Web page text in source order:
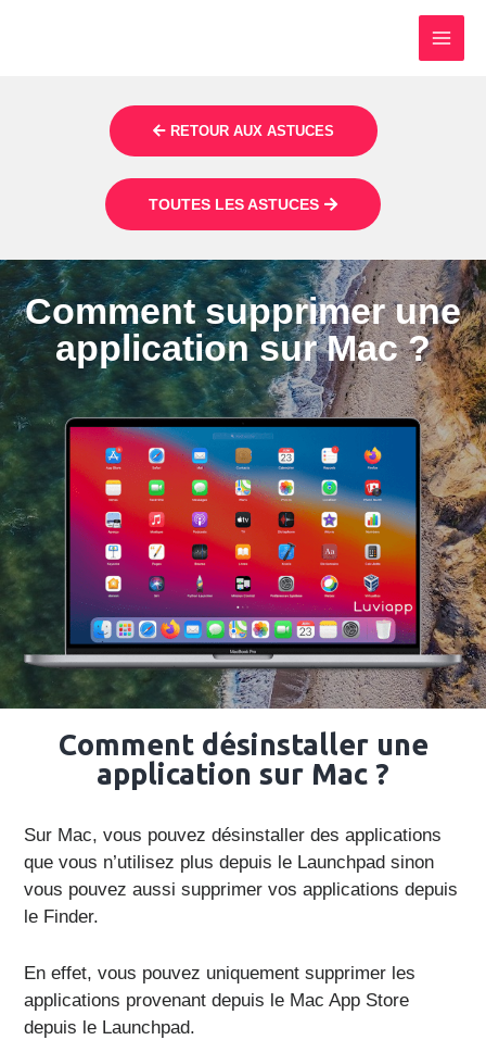
RETOUR AUX ASTUCES
TOUTES LES ASTUCES
Comment supprimer une
application sur Mac ?
Comment désinstaller une
application sur Mac ?
Sur Mac, vous pouvez désinstaller des applications
que vous n’utilisez plus depuis le Launchpad sinon
vous pouvez aussi supprimer vos applications depuis
le Finder.
En effet, vous pouvez uniquement supprimer les
applications provenant depuis le Mac App Store
depuis le Launchpad.